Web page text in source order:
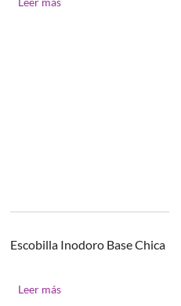
Escobilla Inodoro Base Chica
Leer más